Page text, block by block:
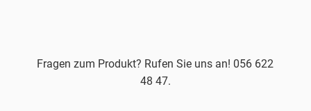
Fragen zum Produkt? Rufen Sie uns an! 056 622
48 47.